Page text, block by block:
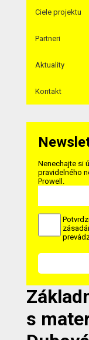
Ciele projektu
Partneri
Aktuality
Kontakt
s
Nenechajte si
pravidelného
Prowell.